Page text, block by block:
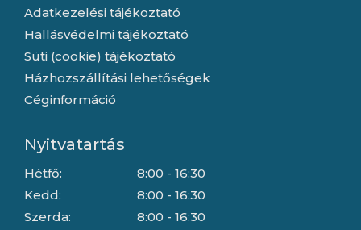
Adatkezelési tájékoztató
Hallásvédelmi tájékoztató
Süti (cookie) tájékoztató
Házhozszállítási lehetőségek
Céginformáció
Nyitvatartás
Hétfő:
Kedd:
Szerda:
8:00 - 16:30
8:00 - 16:30
8:00 - 16:30